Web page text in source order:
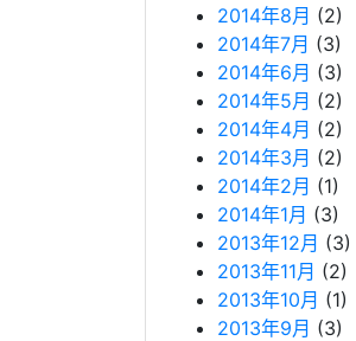
2014年8月 (2)
2014年7月 (3)
2014年6月 (3)
2014年5月 (2)
2014年4月 (2)
2014年3月 (2)
2014年2月 (1)
2014年1月 (3)
2013年12月 (3)
2013年11月 (2)
2013年10月 (1)
2013年9月 (3)